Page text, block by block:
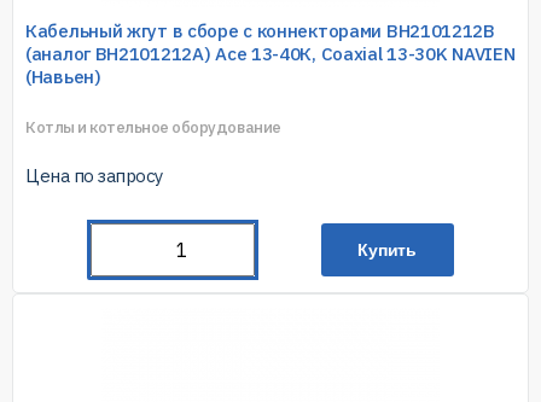
Кабельный жгут в сборе с коннекторами BH2101212В
(аналог BH2101212A) Ace 13-40К, Coaxial 13-30K NAVIEN
(Навьен)
Котлы и котельное оборудование
Цена по запросу
Купить